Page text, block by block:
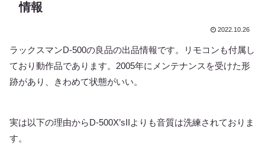
情報
2022.10.26
ラックスマンD-500の良品の出品情報です。リモコンも付属し
ており動作品であります。2005年にメンテナンスを受けた形
跡があり、きわめて状態がいい。
実は以下の理由からD-500X’sIIよりも音質は洗練されておりま
す。